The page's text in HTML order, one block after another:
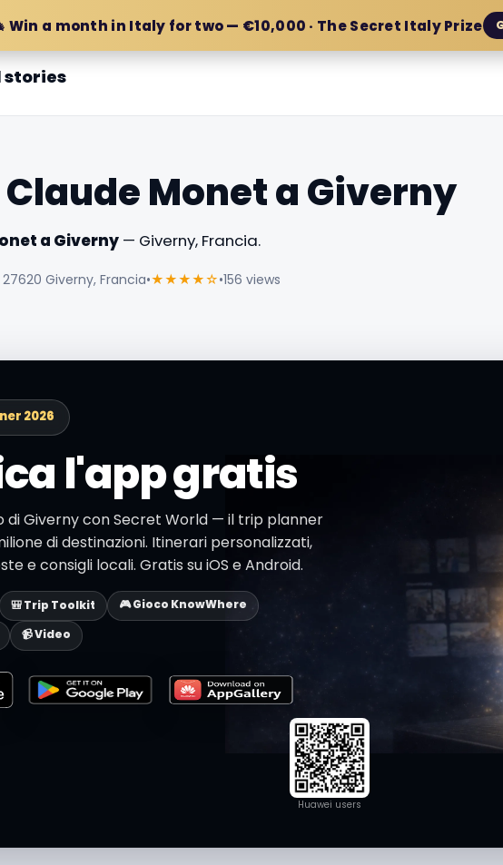
Win a month in Italy for two — €10,000 · The Secret Italy Prize
stories
Monet a Giverny
a Giverny— Giverny, Francia.
Giverny, Francia•★★★★☆•156 views
2026
l'app gratis
di Giverny con Secret World — il trip planner
di destinazioni. Itinerari personalizzati,
e consigli locali. Gratis su iOS e Android.
🎒 Trip Toolkit
🎮 Gioco KnowWhere
📹 Video
Huawei users